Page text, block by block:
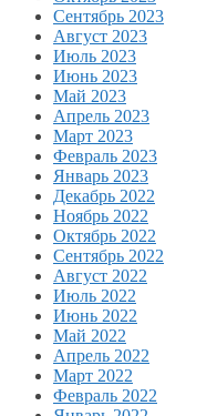
Сентябрь 2023
Август 2023
Июль 2023
Июнь 2023
Май 2023
Апрель 2023
Март 2023
Февраль 2023
Январь 2023
Декабрь 2022
Ноябрь 2022
Октябрь 2022
Сентябрь 2022
Август 2022
Июль 2022
Июнь 2022
Май 2022
Апрель 2022
Март 2022
Февраль 2022